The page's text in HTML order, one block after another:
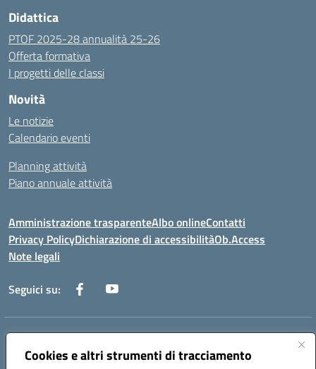
Cookies e altri strumenti di tracciamento
Didattica
PTOF 2025-28 annualità 25-26
Offerta formativa
I progetti delle classi
Novità
Le notizie
Calendario eventi
Planning attività
Piano annuale attività
Amministrazione trasparenteAlbo onlineContatti
Privacy PolicyDichiarazione di accessibilitàOb.Access
Note legali
Seguici su:
Indirizzo:
Centralino:0733/815931 - 0733/784180